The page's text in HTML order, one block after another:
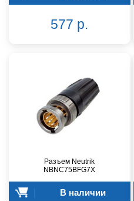
577 р.
Разъем Neutrik
NBNC75BFG7X
В наличии